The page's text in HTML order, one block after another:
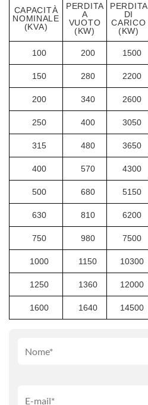
CAPACITÀ
NOMINALE
(KVA)
PERDITA
A
VUOTO
(KW)
PERDITA
DI
CARICO
(KW)
100 200 1500
150 280 2200
200 340 2600
250 400 3050
315 480 3650
400 570 4300
500 680 5150
630 810 6200
750 980 7500
1000 1150 10300
1250 1360 12000
1600 1640 14500